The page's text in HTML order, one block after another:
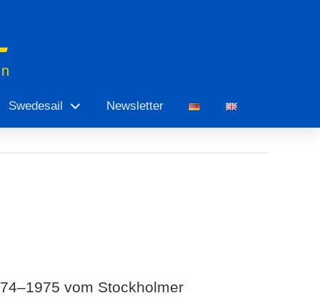
Swedesail Newsletter
vom Stockholmer